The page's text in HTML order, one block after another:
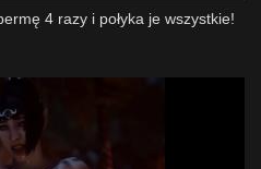
4 razy i połyka je wszystkie!